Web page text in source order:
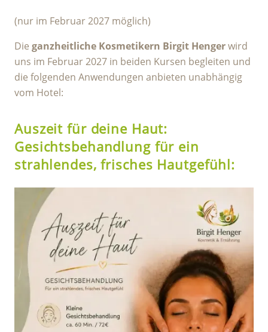
(nur im Februar 2027 möglich)
Die ganzheitliche Kosmetikern Birgit Hengerwird
uns im Februar 2027 in beiden Kursen begleiten und
die folgenden Anwendungen anbieten unabhängig
vom Hotel:
Auszeit für deine Haut:
Gesichtsbehandlung für ein
strahlendes, frisches Hautgefühl: